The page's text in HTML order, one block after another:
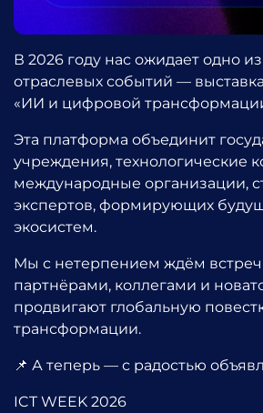
В 2026 году нас ожидает одно
отраслевых событий —
«ИИ и цифровой
Эта платформа объединит
учреждения, технологические
международные организации,
экспертов, формирующих
экосистем.
Мы с нетерпением ждём
партнёрами, коллегами и
продвигают глобальную
трансформации.
📌 А теперь — с радостью
ICT WEEK 2026